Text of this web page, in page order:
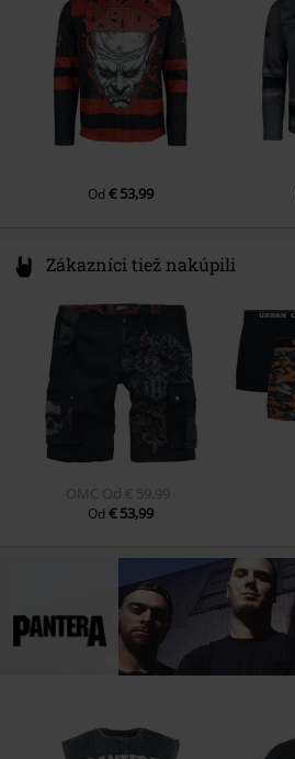
Pohlavie
Muži
productsafety@universal-music.com
Od € 53,99
Zákazníci tiež nakúpili
OMC Od € 59,99
Od € 53,99